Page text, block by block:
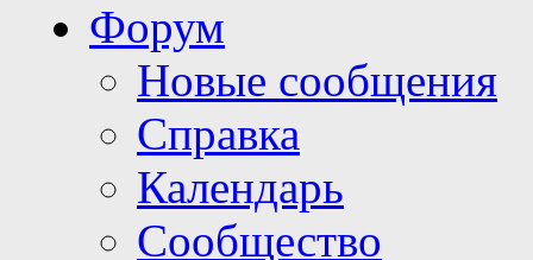
Форум
Новые сообщения
Справка
Календарь
Сообщество